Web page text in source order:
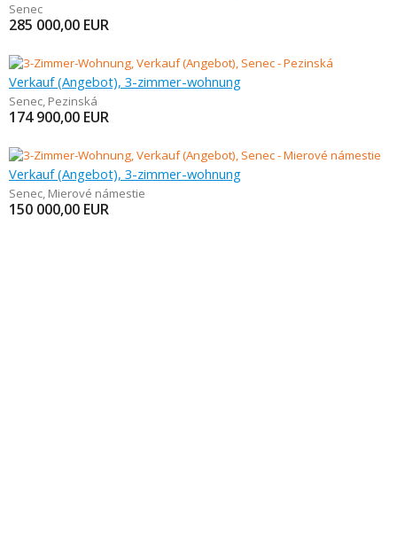
Senec
285 000,00 EUR
Verkauf (Angebot), 3-zimmer-wohnung
Senec, Pezinská
174 900,00 EUR
Verkauf (Angebot), 3-zimmer-wohnung
Senec, Mierové námestie
150 000,00 EUR